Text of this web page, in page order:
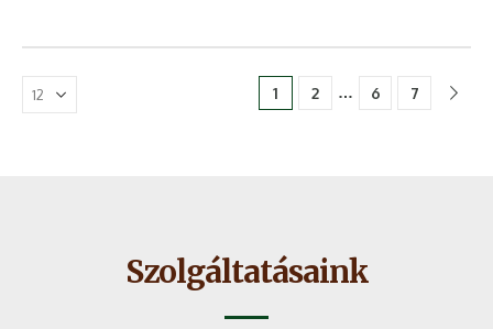
1 2 … 6 7
Szolgáltatásaink